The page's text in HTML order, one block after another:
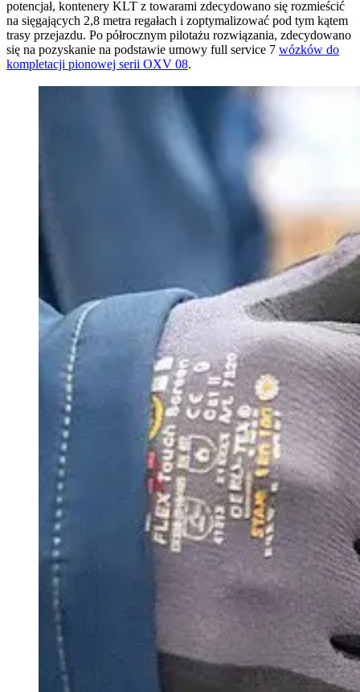
potencjał, kontenery KLT z towarami zdecydowano się rozmieścić
na sięgających 2,8 metra regałach i zoptymalizować pod tym kątem
trasy przejazdu. Po półrocznym pilotażu rozwiązania, zdecydowano
się na pozyskanie na podstawie umowy full service 7 wózków do
kompletacji pionowej serii OXV 08.